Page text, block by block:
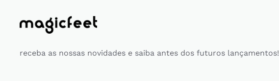
receba as nossas novidades e saiba antes dos futuros lançamentos!